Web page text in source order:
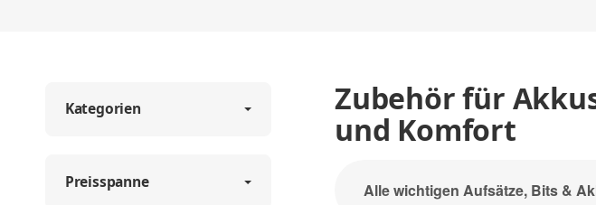
Zubehör für
und Komfort
Alle wichtigen Aufsätze, Bits &
Kategorien
Preisspanne